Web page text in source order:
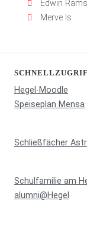
Edwin
Merve Is
Hegel-Moodle
Speiseplan Mensa
Schließfächer
Schulfamilie am
alumni@Hegel